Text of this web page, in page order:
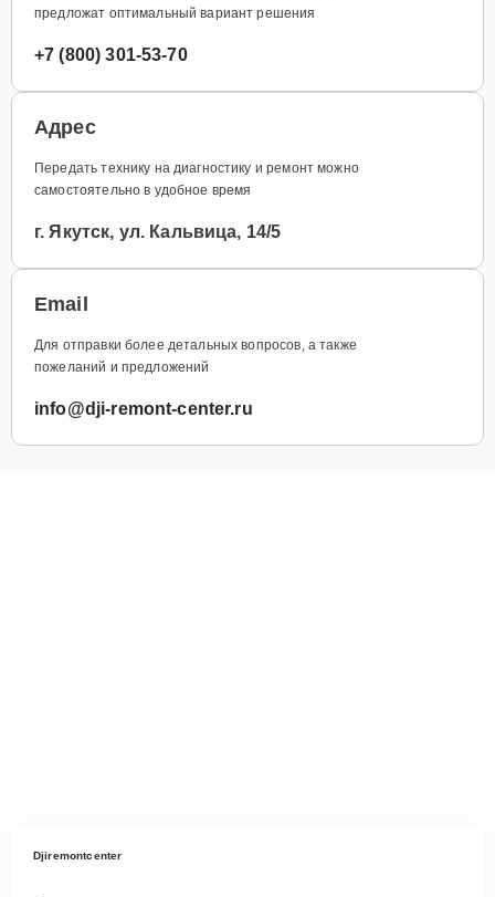
предложат оптимальный вариант решения
+7 (800) 301-53-70
Адрес
Передать технику на диагностику и ремонт можно
самостоятельно в удобное время
г. Якутск, ул. Кальвица, 14/5
Email
Для отправки более детальных вопросов, а также
пожеланий и предложений
info@dji-remont-center.ru
Djiremontcenter